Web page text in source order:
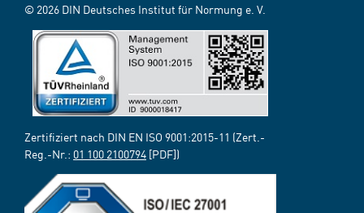
© 2026 DIN Deutsches Institut für Normung e. V.
Zertifiziert nach DIN EN ISO 9001:2015-11 (Zert.-
Reg.-Nr.: 01 100 2100794 [PDF])